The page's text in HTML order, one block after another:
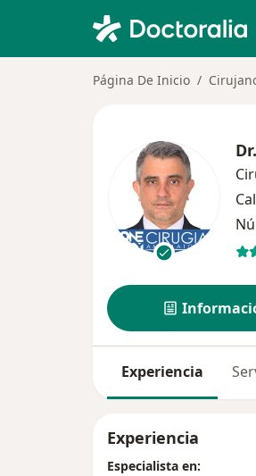
Página De Inicio
Dr.
Experiencia
Experiencia
Especialista en: